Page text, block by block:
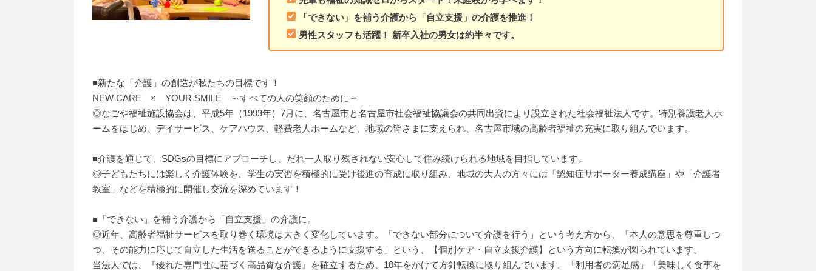
「できない」を補う介護から「自立支援」の介護を推進！
男性スタッフも活躍！ 新卒入社の男女は約半々です。
■新たな「介護」の創造が私たちの目標です！
NEW CARE × YOUR SMILE ～すべての人の笑顔のために～
◎なごや福祉施設協会は、平成5年（1993年）7月に、名古屋市と名古屋市社会福祉協議会の共同出資により設立された社会福祉法人です。特別養護老人ホ
ームをはじめ、デイサービス、ケアハウス、軽費老人ホームなど、地域の皆さまに支えられ、名古屋市域の高齢者福祉の充実に取り組んでいます。
■介護を通じて、SDGsの目標にアプローチし、だれ一人取り残されない安心して住み続けられる地域を目指しています。
◎子どもたちには楽しく介護体験を、学生の実習を積極的に受け後進の育成に取り組み、地域の大人の方々には「認知症サポーター養成講座」や「介護者
教室」などを積極的に開催し交流を深めています！
■「できない」を補う介護から「自立支援」の介護に。
◎近年、高齢者福祉サービスを取り巻く環境は大きく変化しています。「できない部分について介護を行う」という考え方から、「本人の意思を尊重しつ
つ、その能力に応じて自立した生活を送ることができるように支援する」という、【個別ケア・自立支援介護】という方向に転換が図られています。
当法人では、『優れた専門性に基づく高品質な介護』を確立するため、10年をかけて方針転換に取り組んでいます。「利用者の満足感」「美味しく食事を